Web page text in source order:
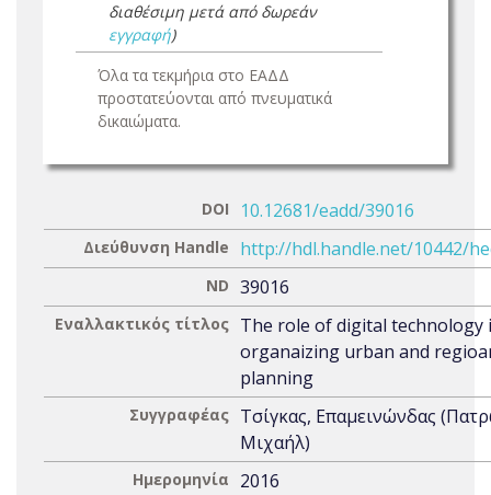
διαθέσιμη μετά από δωρεάν
εγγραφή)
Όλα τα τεκμήρια στο ΕΑΔΔ
προστατεύονται από πνευματικά
δικαιώματα.
DOI 10.12681/eadd/39016
Διεύθυνση Handle http://hdl.handle.net/10442/
ND 39016
Εναλλακτικός τίτλος The role of digital technology
organaizing urban and
planning
Συγγραφέας Τσίγκας, Επαμεινώνδας
Μιχαήλ)
Ημερομηνία 2016